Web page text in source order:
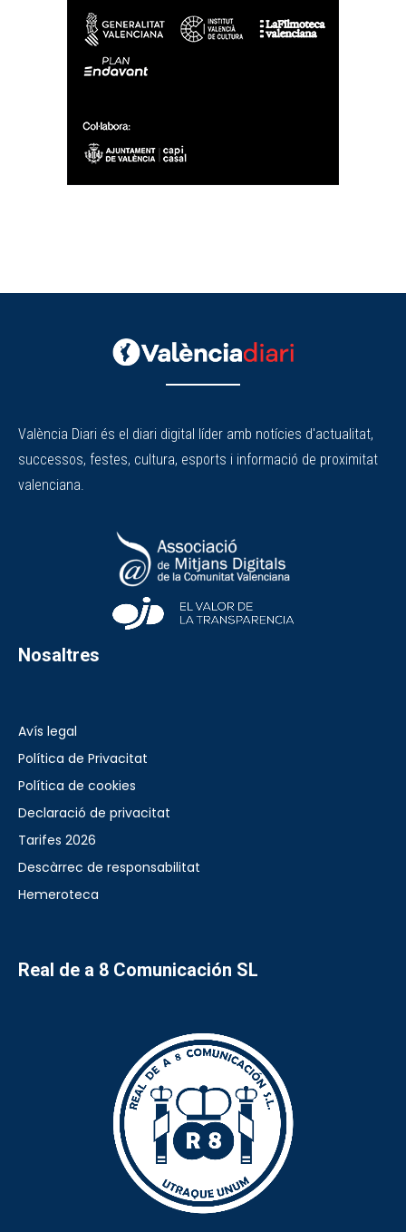
València Diari és el diari digital líder amb notícies d'actualitat,
successos, festes, cultura, esports i informació de proximitat
valenciana.
Nosaltres
Avís legal
Política de Privacitat
Política de cookies
Declaració de privacitat
Tarifes 2026
Descàrrec de responsabilitat
Hemeroteca
Real de a 8 Comunicación SL